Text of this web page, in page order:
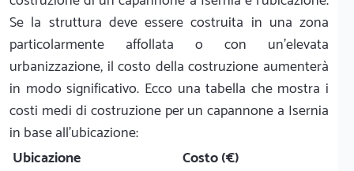
Se la struttura deve essere costruita in una zona
particolarmente affollata o con un'elevata
urbanizzazione, il costo della costruzione aumenterà
in modo significativo. Ecco una tabella che mostra i
costi medi di costruzione per un capannone a Isernia
in base all'ubicazione:
Ubicazione
Costo (€)